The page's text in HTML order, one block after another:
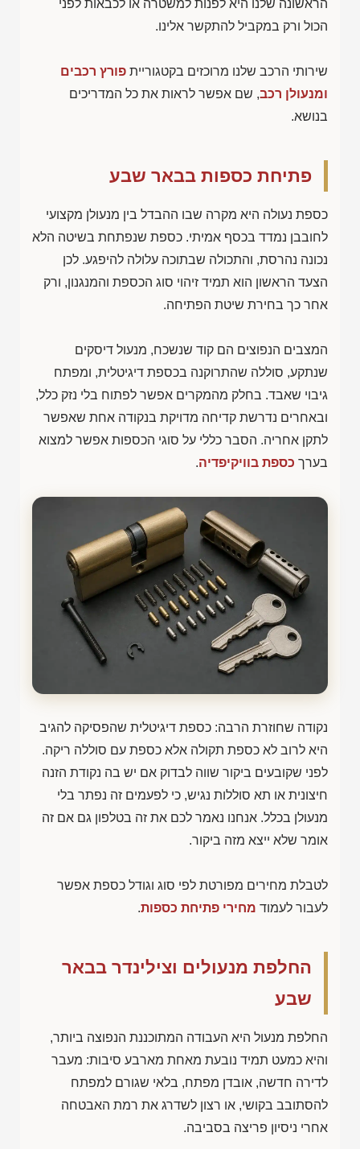
הראשונה שלנו היא לפנות למשטרה או לכבאות לפני
הכול ורק במקביל להתקשר אלינו.
שירותי הרכב שלנו מרוכזים בקטגוריית פורץ רכבים
ומנעולן רכב, שם אפשר לראות את כל המדריכים
בנושא.
פתיחת כספות בבאר שבע
כספת נעולה היא מקרה שבו ההבדל בין מנעולן מקצועי
לחובבן נמדד בכסף אמיתי. כספת שנפתחת בשיטה הלא
נכונה נהרסת, והתכולה שבתוכה עלולה להיפגע. לכן
הצעד הראשון הוא תמיד זיהוי סוג הכספת והמנגנון, ורק
אחר כך בחירת שיטת הפתיחה.
המצבים הנפוצים הם קוד שנשכח, מנעול דיסקים
שנתקע, סוללה שהתרוקנה בכספת דיגיטלית, ומפתח
גיבוי שאבד. בחלק מהמקרים אפשר לפתוח בלי נזק כלל,
ובאחרים נדרשת קדיחה מדויקת בנקודה אחת שאפשר
לתקן אחריה. הסבר כללי על סוגי הכספות אפשר למצוא
בערך כספת בוויקיפדיה.
נקודה שחוזרת הרבה: כספת דיגיטלית שהפסיקה להגיב
היא לרוב לא כספת תקולה אלא כספת עם סוללה ריקה.
לפני שקובעים ביקור שווה לבדוק אם יש בה נקודת הזנה
חיצונית או תא סוללות נגיש, כי לפעמים זה נפתר בלי
מנעולן בכלל. אנחנו נאמר לכם את זה בטלפון גם אם זה
אומר שלא ייצא מזה ביקור.
לטבלת מחירים מפורטת לפי סוג וגודל כספת אפשר
לעבור לעמוד מחירי פתיחת כספות.
החלפת מנעולים וצילינדר בבאר
שבע
החלפת מנעול היא העבודה המתוכננת הנפוצה ביותר,
והיא כמעט תמיד נובעת מאחת מארבע סיבות: מעבר
לדירה חדשה, אובדן מפתח, בלאי שגורם למפתח
להסתובב בקושי, או רצון לשדרג את רמת האבטחה
אחרי ניסיון פריצה בסביבה.